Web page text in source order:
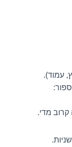
עמוד).
מדי.